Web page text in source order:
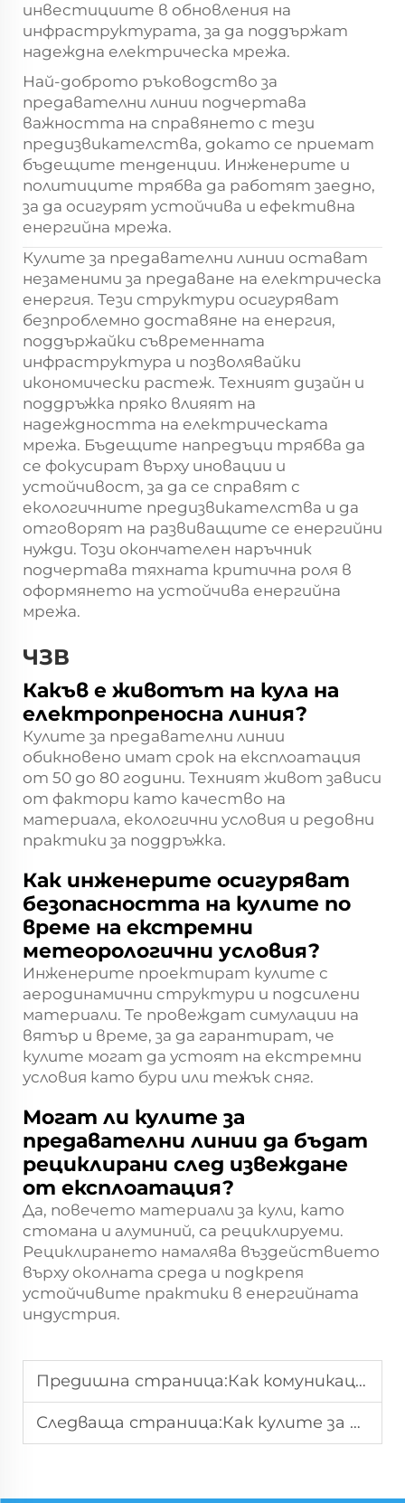
инвестициите в обновления на
инфраструктурата, за да поддържат
надеждна електрическа мрежа.
Най-доброто ръководство за
предавателни линии подчертава
важността на справянето с тези
предизвикателства, докато се приемат
бъдещите тенденции. Инженерите и
политиците трябва да работят заедно,
за да осигурят устойчива и ефективна
енергийна мрежа.
Кулите за предавателни линии остават
незаменими за предаване на електрическа
енергия. Тези структури осигуряват
безпроблемно доставяне на енергия,
поддържайки съвременната
инфраструктура и позволявайки
икономически растеж. Техният дизайн и
поддръжка пряко влияят на
надеждността на електрическата
мрежа. Бъдещите напредъци трябва да
се фокусират върху иновации и
устойчивост, за да се справят с
екологичните предизвикателства и да
отговорят на развиващите се енергийни
нужди. Този окончателен наръчник
подчертава тяхната критична роля в
оформянето на устойчива енергийна
мрежа.
ЧЗВ
Какъв е животът на кула на
електропреносна линия?
Кулите за предавателни линии
обикновено имат срок на експлоатация
от 50 до 80 години. Техният живот зависи
от фактори като качество на
материала, екологични условия и редовни
практики за поддръжка.
Как инженерите осигуряват
безопасността на кулите по
време на екстремни
метеорологични условия?
Инженерите проектират кулите с
аеродинамични структури и подсилени
материали. Те провеждат симулации на
вятър и време, за да гарантират, че
кулите могат да устоят на екстремни
условия като бури или тежък сняг.
Могат ли кулите за
предавателни линии да бъдат
рециклирани след извеждане
от експлоатация?
Да, повечето материали за кули, като
стомана и алуминий, са рециклируеми.
Рециклирането намалява въздействието
върху околната среда и подкрепя
устойчивите практики в енергийната
индустрия.
Предишна страница:Как комуникационните кули революционизират глобалните мрежи
Следваща страница:Как кулите за пренос на електрическа енергия захранват съвременните градове